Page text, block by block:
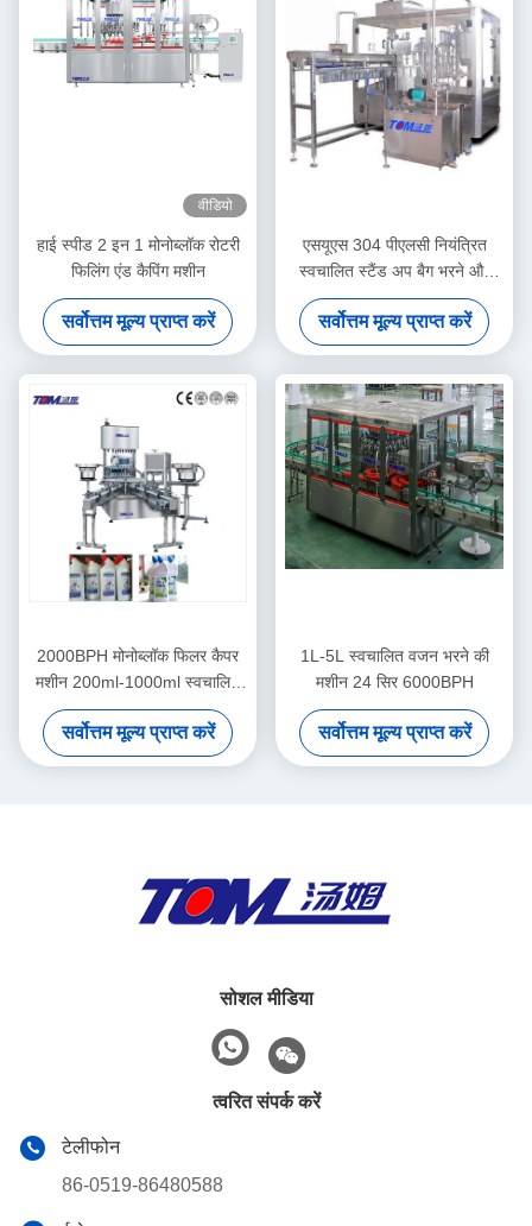
वीडियो
हाई स्पीड 2 इन 1 मोनोब्लॉक रोटरी
फिलिंग एंड कैपिंग मशीन
सर्वोत्तम मूल्य प्राप्त करें
एसयूएस 304 पीएलसी नियंत्रित
स्वचालित स्टैंड अप बैग भरने और
कैपिंग मशीन
सर्वोत्तम मूल्य प्राप्त करें
2000BPH मोनोब्लॉक फिलर कैपर
मशीन 200ml-1000ml स्वचालित
ब्लीच भरने की मशीन
सर्वोत्तम मूल्य प्राप्त करें
1L-5L स्वचालित वजन भरने की
मशीन 24 सिर 6000BPH
सर्वोत्तम मूल्य प्राप्त करें
सोशल मीडिया
त्वरित संपर्क करें
टेलीफोन
86-0519-86480588